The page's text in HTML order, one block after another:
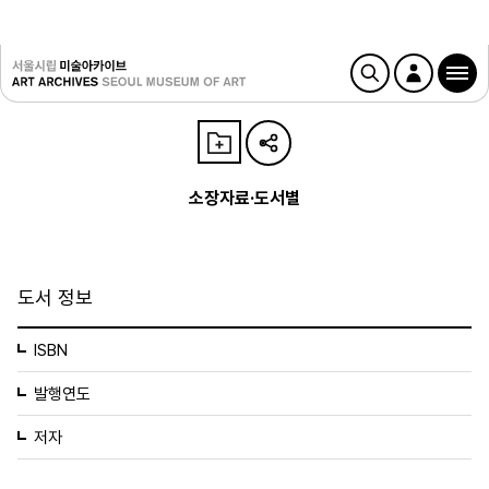
소장자료·도서별
도서 정보
ISBN
발행연도
저자